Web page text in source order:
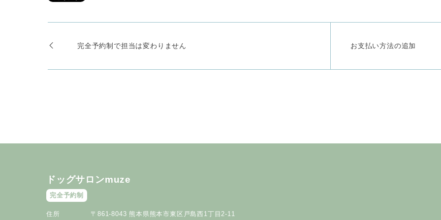
完全予約制で担当は変わりません お支払い方法の追加
ドッグサロンmuze
完全予約制
住所 〒861-8043 熊本県熊本市東区戸島西1丁目2-11